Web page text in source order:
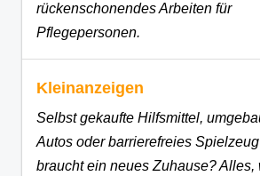
rückenschonendes Arbeiten für
Pflegepersonen.
Kleinanzeigen
Selbst gekaufte Hilfsmittel,
Autos oder barrierefreies Spielzeug
braucht ein neues Zuhause? Alles,